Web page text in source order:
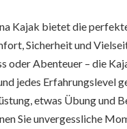
Kajak bietet die
Sicherheit und
oder Abenteuer – die
jedes Erfahrungslevel
etwas Übung und
Sie unvergessliche